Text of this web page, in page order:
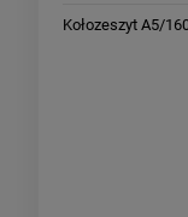
Kołozeszyt A5/